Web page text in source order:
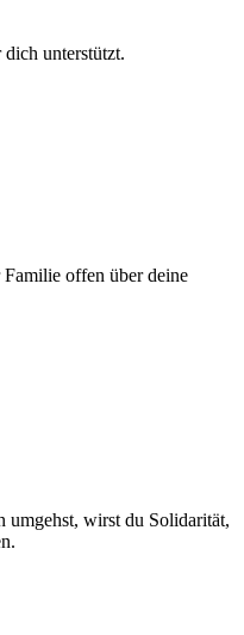
unterstützt.
offen über deine
umgehst, wirst du Solidarität,